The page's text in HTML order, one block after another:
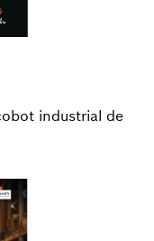
industrial de